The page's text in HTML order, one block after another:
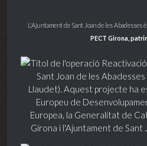
L'Ajuntament de Sant Joan de les Abadesses
PECT Girona,